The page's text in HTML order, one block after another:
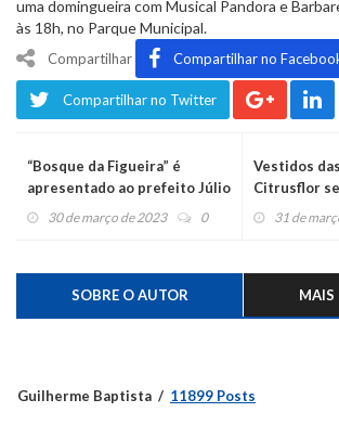
uma domingueira com Musical Pandora e
às 18h, no Parque Municipal.
Compartilhar Compartilhar no
Compartilhar no Twitter
“Bosque da Figueira” é
apresentado ao prefeito Júlio
Campani
30 de março de 2023 0
Vestidos
Citrusflor
31 de
SOBRE O AUTOR MAIS
Guilherme Baptista 11899 Posts